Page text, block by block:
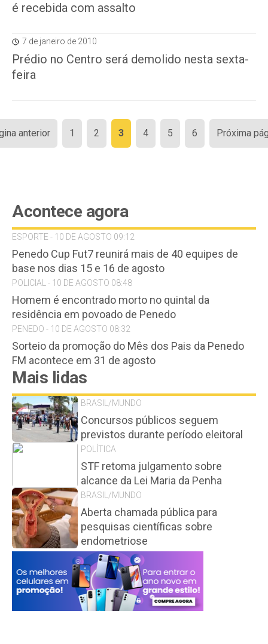
é recebida com assalto
7 de janeiro de 2010
Prédio no Centro será demolido nesta sexta-
feira
Paginação
de
anterior 1 2 3 4 5 6 Próxima
Acontece agora
ESPORTE - 10 DE AGOSTO 09:12
Penedo Cup Fut7 reunirá mais de 40 equipes de
base nos dias 15 e 16 de agosto
POLICIAL - 10 DE AGOSTO 08:48
Homem é encontrado morto no quintal da
residência em povoado de Penedo
PENEDO - 10 DE AGOSTO 08:32
Sorteio da promoção do Mês dos Pais da Penedo
FM acontece em 31 de agosto
Mais lidas
BRASIL/MUNDO
Concursos públicos seguem
previstos durante período eleitoral
POLÍTICA
STF retoma julgamento sobre
alcance da Lei Maria da Penha
BRASIL/MUNDO
Aberta chamada pública para
pesquisas científicas sobre
endometriose